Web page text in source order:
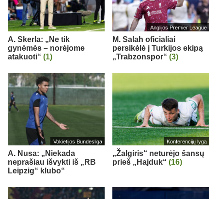
A. Skerla: „Ne tik
gynėmės – norėjome
atakuoti“ (1)
Anglijos Premier League
M. Salah oficialiai
persikėlė į Turkijos ekipą
„Trabzonspor“ (3)
Vokietijos Bundesliga
A. Nusa: „Niekada
neprašiau išvykti iš „RB
Leipzig“ klubo“
Konferencijų lyga
„Žalgiris“ neturėjo šansų
prieš „Hajduk“ (16)